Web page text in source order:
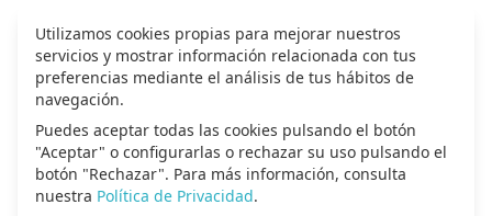
Política de privacidad
Contacto
Escríbenos
Utilizamos cookies propias para mejorar nuestros
servicios y mostrar información relacionada con tus
preferencias mediante el análisis de tus hábitos de
navegación.
Puedes aceptar todas las cookies pulsando el botón
"Aceptar" o configurarlas o rechazar su uso pulsando el
botón "Rechazar". Para más información, consulta
nuestra Política de Privacidad.